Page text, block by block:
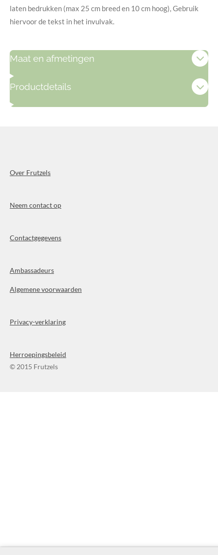
laten bedrukken (max 25 cm breed en 10 cm hoog), Gebruik
hiervoor de tekst in het invulvak.
Maat en afmetingen
Productdetails
Over Frutzels
Neem contact op
Contactgegevens
Ambassadeurs
Algemene voorwaarden
Privacy-verklaring
Herroepingsbeleid
© 2015 Frutzels